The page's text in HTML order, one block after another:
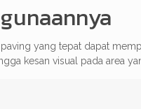
yang tepat dapat
kesan visual pada area